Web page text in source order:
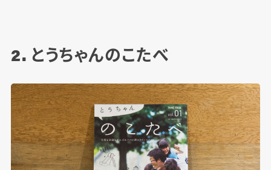
2. とうちゃんのこたべ